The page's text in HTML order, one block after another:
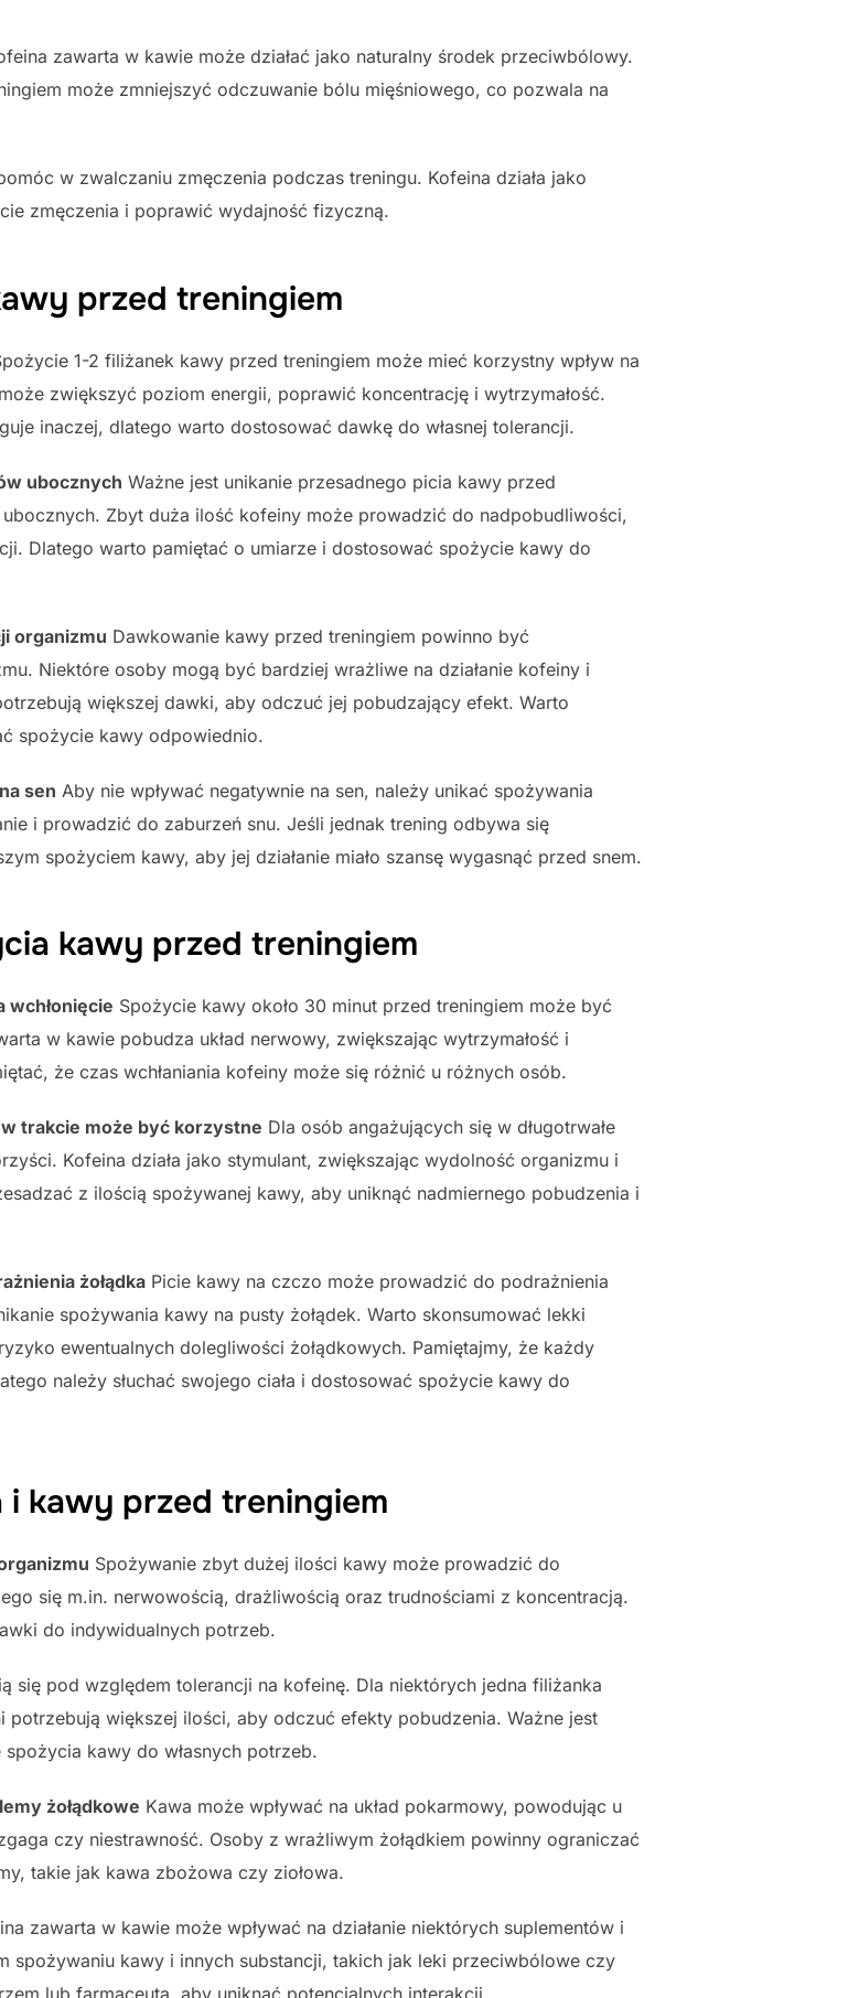
zawarta w kawie może działać jako naturalny środek przeciwbólowy.
może zmniejszyć odczuwanie bólu mięśniowego, co pozwala na
w zwalczaniu zmęczenia podczas treningu. Kofeina działa jako
zmęczenia i poprawić wydajność fizyczną.
przed treningiem
1-2 filiżanek kawy przed treningiem może mieć korzystny wpływ na
zwiększyć poziom energii, poprawić koncentrację i wytrzymałość.
inaczej, dlatego warto dostosować dawkę do własnej tolerancji.
ubocznych Ważne jest unikanie przesadnego picia kawy przed
Zbyt duża ilość kofeiny może prowadzić do nadpobudliwości,
Dlatego warto pamiętać o umiarze i dostosować spożycie kawy do
organizmu Dawkowanie kawy przed treningiem powinno być
Niektóre osoby mogą być bardziej wrażliwe na działanie kofeiny i
większej dawki, aby odczuć jej pobudzający efekt. Warto
spożycie kawy odpowiednio.
sen Aby nie wpływać negatywnie na sen, należy unikać spożywania
i prowadzić do zaburzeń snu. Jeśli jednak trening odbywa się
spożyciem kawy, aby jej działanie miało szansę wygasnąć przed snem.
kawy przed treningiem
wchłonięcie Spożycie kawy około 30 minut przed treningiem może być
w kawie pobudza układ nerwowy, zwiększając wytrzymałość i
że czas wchłaniania kofeiny może się różnić u różnych osób.
trakcie może być korzystne Dla osób angażujących się w długotrwałe
Kofeina działa jako stymulant, zwiększając wydolność organizmu i
z ilością spożywanej kawy, aby uniknąć nadmiernego pobudzenia i
żołądka Picie kawy na czczo może prowadzić do podrażnienia
spożywania kawy na pusty żołądek. Warto skonsumować lekki
ewentualnych dolegliwości żołądkowych. Pamiętajmy, że każdy
należy słuchać swojego ciała i dostosować spożycie kawy do
kawy przed treningiem
Spożywanie zbyt dużej ilości kawy może prowadzić do
się m.in. nerwowością, drażliwością oraz trudnościami z koncentracją.
do indywidualnych potrzeb.
się pod względem tolerancji na kofeinę. Dla niektórych jedna filiżanka
większej ilości, aby odczuć efekty pobudzenia. Ważne jest
kawy do własnych potrzeb.
żołądkowe Kawa może wpływać na układ pokarmowy, powodując u
czy niestrawność. Osoby z wrażliwym żołądkiem powinny ograniczać
takie jak kawa zbożowa czy ziołowa.
zawarta w kawie może wpływać na działanie niektórych suplementów i
spożywaniu kawy i innych substancji, takich jak leki przeciwbólowe czy
lub farmaceutą, aby uniknąć potencjalnych interakcji.